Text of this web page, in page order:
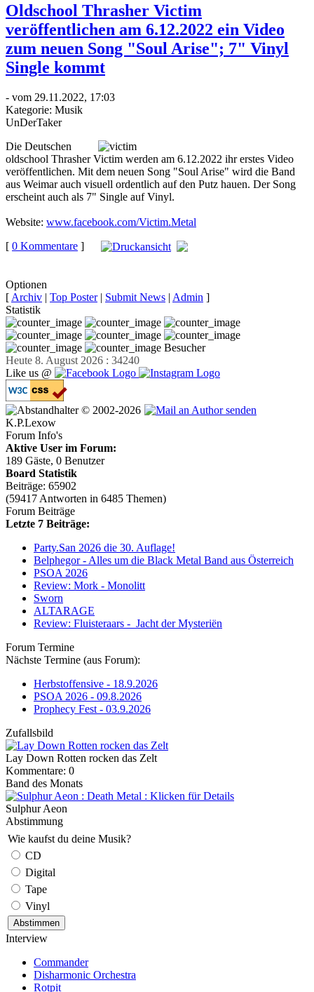
Oldschool Thrasher Victim
veröffentlichen am 6.12.2022 ein Video
zum neuen Song "Soul Arise"; 7" Vinyl
Single kommt
- vom 29.11.2022, 17:03
Kategorie: Musik
UnDerTaker
Die Deutschen
oldschool Thrasher Victim werden am 6.12.2022 ihr erstes Video
veröffentlichen. Mit dem neuen Song "Soul Arise" wird die Band
aus Weimar auch visuell ordentlich auf den Putz hauen. Der Song
erscheint auch als 7" Single auf Vinyl.
Website: www.facebook.com/Victim.Metal
[ 0 Kommentare ]
Optionen
[ Archiv | Top Poster| Submit News | Admin ]
Statistik
Besucher
Heute 8. August 2026 : 34240
Like us @
© 2002-2026
K.P.Lexow
Forum Info's
Aktive User im Forum:
189 Gäste, 0 Benutzer
Board Statistik
Beiträge: 65902
(59417 Antworten in 6485 Themen)
Forum Beiträge
Letzte 7 Beiträge:
Party.San 2026 die 30. Auflage!
Belphegor - Alles um die Black Metal Band aus Österreich
PSOA 2026
Review: Mork - Monolitt
Sworn
ALTARAGE
Review: Fluisteraars - Jacht der Mysteriën
Forum Termine
Nächste Termine (aus Forum):
Herbstoffensive - 18.9.2026
PSOA 2026 - 09.8.2026
Prophecy Fest - 03.9.2026
Zufallsbild
Lay Down Rotten rocken das Zelt
Kommentare: 0
Band des Monats
Sulphur Aeon
Abstimmung
Wie kaufst du deine Musik?
CD
Digital
Tape
Vinyl
Interview
Commander
Disharmonic Orchestra
Rotpit